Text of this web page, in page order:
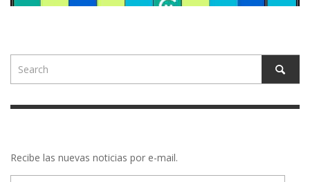
Recibe las nuevas noticias por e-mail.